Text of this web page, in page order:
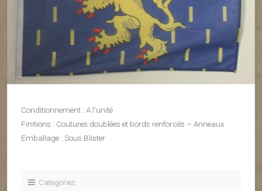
Conditionnement : A l’unité
Finitions : Coutures doublées et bords renforcés – Anneaux
Emballage : Sous Blister
Categories: